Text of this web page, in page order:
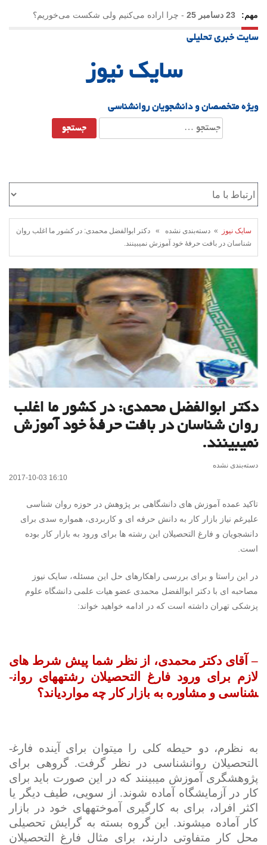
مهم: 23 دسامبر 25 - چرا اراده می‌کنیم ولی شکست می‌خوریم؟
21 دسامبر 25
سایت خبری تحلیلی
سایک نیوز
ویژه متخصصان و دانشجویان روانشناسی
جستجو
برای:
سایک نیوز
» دسته‌بندی نشده » دکتر ابوالفضل محمدی: در کشور ما اغلب روان
شناسان در بافت حرفۀ خود آموزش نمیبینند.
دکتر ابوالفضل محمدی: در کشور ما اغلب
روان شناسان در بافت حرفۀ خود آموزش
نمیبینند.
دسته‌بندی نشده
2017-10-03 16:10
تاکید عمده آموزش های دانشگاهی بر پژوهش در حوزه روان شناسی
علیرغم نیاز بازار کار به دانش حرفه ای و کاربردی، همواره سدی برای
دانشجویان و فارغ التحصیلان این رشته ها برای ورود به بازار کار بوده
است.
در این راستا و برای بررسی راهکارهای حل این مسئله، سایک نیوز
مصاحبه ای با دکتر ابوالفضل محمدی عضو هیات علمی دانشگاه علوم
پزشکی تهران داشته است که در ادامه خواهید خواند:
– آقای دکتر محمدی، از نظر شما پیش شرط های
لازم برای ورود فارغ التحصیلان رشته­های روان­
شناسی و مشاوره به بازار کار چه مواردی­اند؟
به نظرم، دو حیطه کلی را می­توان برای آینده فارغ­
التحصیلان روان­شناسی در نظر گرفت. گروهی برای
پژوهشگری آموزش می­بینند که در این صورت باید برای
کار در آزمایشگاه آماده شوند. از سویی، طیف دیگر یا
اکثر افراد، برای به کارگیری آموخته­های خود در بازار
کار آماده می­شوند. این گروه بسته به گرایش تحصیلی
محل کار متفاوتی دارند، برای مثال فارغ التحصیلان